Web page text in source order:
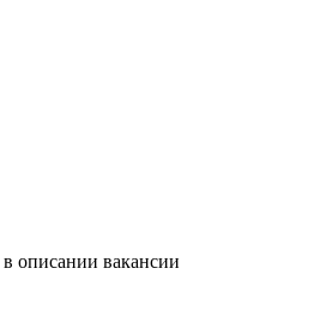
описании вакансии